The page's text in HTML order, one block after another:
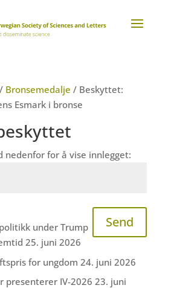
/ Bronsemedalje / Beskyttet:
Esmark i bronse
nedenfor for å vise innlegget:
Send
under Trump
25. juni 2026
for ungdom 24. juni 2026
presenterer IV-2026 23. juni